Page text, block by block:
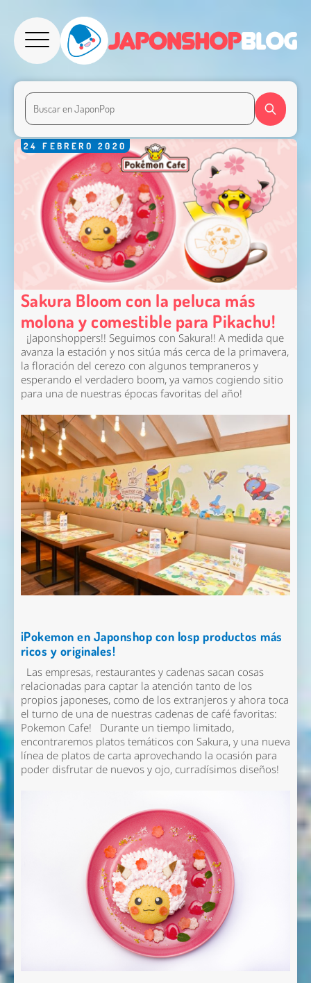
24 FEBRERO 2020
Sakura Bloom con la peluca más
molona y comestible para Pikachu!
¡Japonshoppers!! Seguimos con Sakura!! A medida que
avanza la estación y nos sitúa más cerca de la primavera,
la floración del cerezo con algunos tempraneros y
esperando el verdadero boom, ya vamos cogiendo sitio
para una de nuestras épocas favoritas del año!
¡Pokemon en Japonshop con losp productos más
ricos y originales!
Las empresas, restaurantes y cadenas sacan cosas
relacionadas para captar la atención tanto de los
propios japoneses, como de los extranjeros y ahora toca
el turno de una de nuestras cadenas de café favoritas:
Pokemon Cafe! Durante un tiempo limitado,
encontraremos platos temáticos con Sakura, y una nueva
línea de platos de carta aprovechando la ocasión para
poder disfrutar de nuevos y ojo, curradísimos diseños!